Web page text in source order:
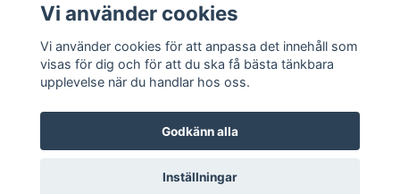
ANMÄL DIG TILL VÅRT NYHETSBREV
Prenumerera
© Copyright Teamgear
Vi använder cookies
Vi använder cookies för att anpassa det innehåll som
visas för dig och för att du ska få bästa tänkbara
upplevelse när du handlar hos oss.
Godkänn alla
Inställningar